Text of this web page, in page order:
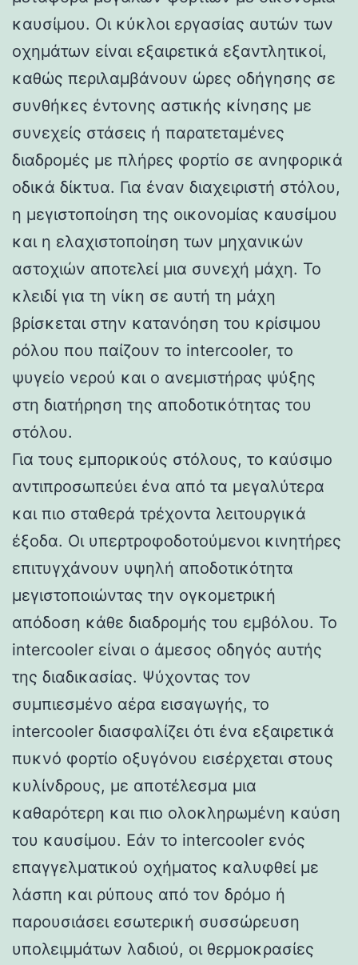
καυσίμου. Οι κύκλοι εργασίας αυτών των
οχημάτων είναι εξαιρετικά εξαντλητικοί,
καθώς περιλαμβάνουν ώρες οδήγησης σε
συνθήκες έντονης αστικής κίνησης με
συνεχείς στάσεις ή παρατεταμένες
διαδρομές με πλήρες φορτίο σε ανηφορικά
οδικά δίκτυα. Για έναν διαχειριστή στόλου,
η μεγιστοποίηση της οικονομίας καυσίμου
και η ελαχιστοποίηση των μηχανικών
αστοχιών αποτελεί μια συνεχή μάχη. Το
κλειδί για τη νίκη σε αυτή τη μάχη
βρίσκεται στην κατανόηση του κρίσιμου
ρόλου που παίζουν το intercooler, το
ψυγείο νερού και ο ανεμιστήρας ψύξης
στη διατήρηση της αποδοτικότητας του
στόλου.
Για τους εμπορικούς στόλους, το καύσιμο
αντιπροσωπεύει ένα από τα μεγαλύτερα
και πιο σταθερά τρέχοντα λειτουργικά
έξοδα. Οι υπερτροφοδοτούμενοι κινητήρες
επιτυγχάνουν υψηλή αποδοτικότητα
μεγιστοποιώντας την ογκομετρική
απόδοση κάθε διαδρομής του εμβόλου. Το
intercooler είναι ο άμεσος οδηγός αυτής
της διαδικασίας. Ψύχοντας τον
συμπιεσμένο αέρα εισαγωγής, το
intercooler διασφαλίζει ότι ένα εξαιρετικά
πυκνό φορτίο οξυγόνου εισέρχεται στους
κυλίνδρους, με αποτέλεσμα μια
καθαρότερη και πιο ολοκληρωμένη καύση
του καυσίμου. Εάν το intercooler ενός
επαγγελματικού οχήματος καλυφθεί με
λάσπη και ρύπους από τον δρόμο ή
παρουσιάσει εσωτερική συσσώρευση
υπολειμμάτων λαδιού, οι θερμοκρασίες